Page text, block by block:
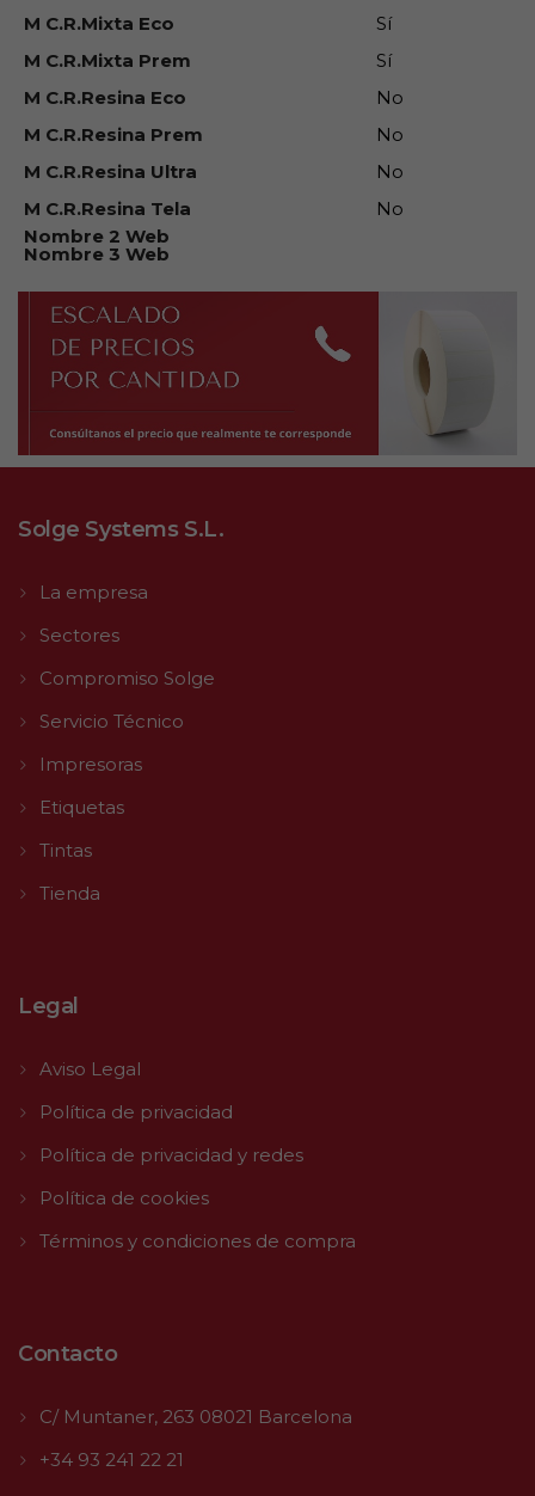
M C.R.Mixta Eco
Sí
M C.R.Mixta Prem
Sí
M C.R.Resina Eco
No
M C.R.Resina Prem
No
M C.R.Resina Ultra
No
M C.R.Resina Tela
No
Nombre 2 Web
Nombre 3 Web
Solge Systems S.L.
La empresa
Sectores
Compromiso Solge
Servicio Técnico
Impresoras
Etiquetas
Tintas
Tienda
Legal
Aviso Legal
Política de privacidad
Política de privacidad y redes
Política de cookies
Términos y condiciones de compra
Contacto
C/ Muntaner, 263 08021 Barcelona
+34 93 241 22 21